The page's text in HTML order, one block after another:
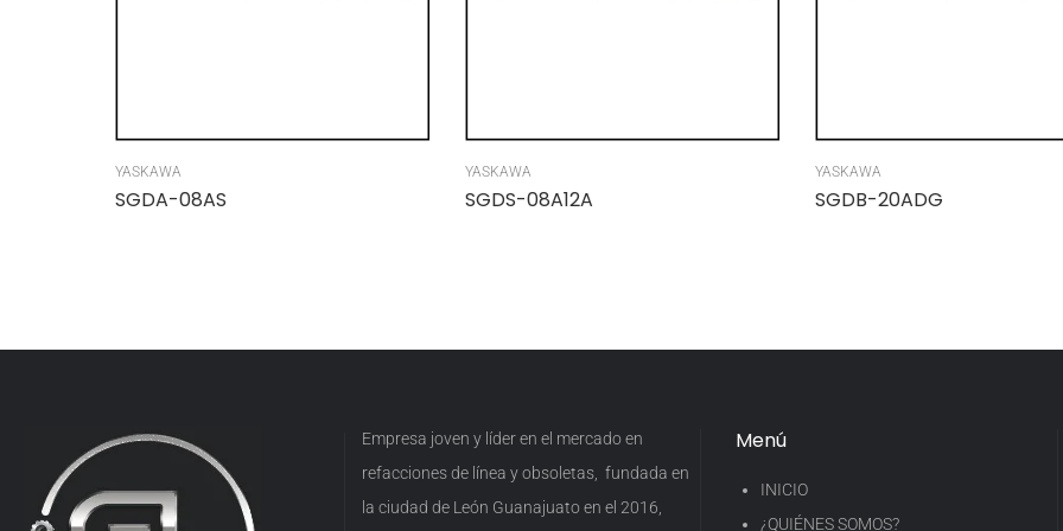
YASKAWA
SGDA-08AS
YASKAWA
SGDS-08A12A
YASKAWA
SGDB-20ADG
Empresa joven y líder en el mercado en
refacciones de línea y obsoletas, fundada en
la ciudad de León Guanajuato en el 2016,
Menú
INICIO
¿QUIÉNES SOMOS?